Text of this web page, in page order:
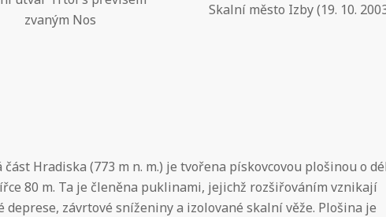
zvaným Nos
Skalní město Izby (19. 10.
část Hradiska (773 m n. m.) je tvořena pískovcovou plošinou o
80 m. Ta je členěna puklinami, jejichž rozšiřováním vznikají
deprese, závrtové sníženiny a izolované skalní věže. Plošina je